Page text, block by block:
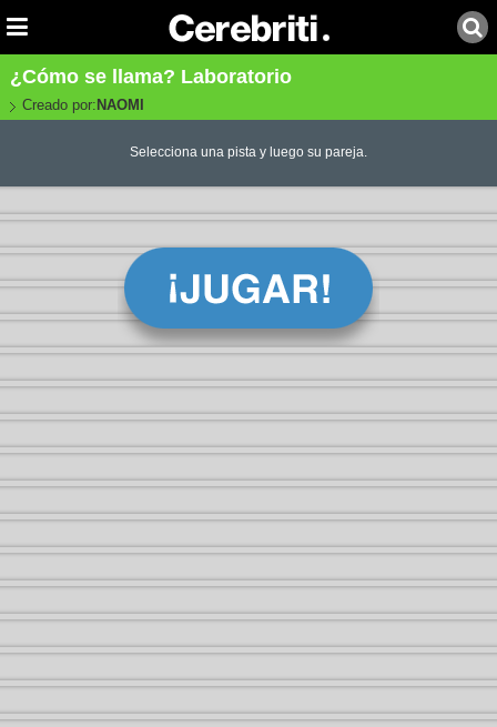
¿Cómo se llama? Laboratorio
Creado por: NAOMI
Selecciona una pista y luego su pareja.